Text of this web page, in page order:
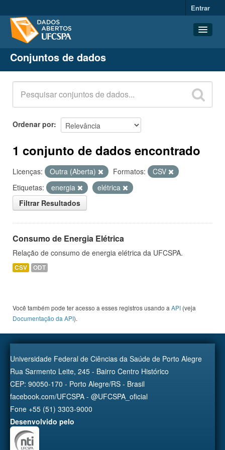
Entrar
Conjuntos de dados
Organizações
Grupos
Sobre
Conjuntos de dados
Ordenar por
1 conjunto de dados encontrado
Licenças: Outra (Aberta) Formatos:
CSV
Etiquetas:
energia
elétrica
Filtrar Resultados
Consumo de Energia Elétrica
Relação de consumo de energia elétrica da UFCSPA.
CSV ODT
Você também pode ter acesso a esses registros usando a API (veja
Documentação da API).
Universidade Federal de Ciências da Saúde de Porto Alegre
Rua Sarmento Leite, 245 - Bairro Centro Histórico
CEP: 90050-170 - Porto Alegre/RS - Brasil
facebook.com/UFCSPA - @UFCSPA_oficial
Fone +55 (51) 3303-9000
Desenvolvido pelo